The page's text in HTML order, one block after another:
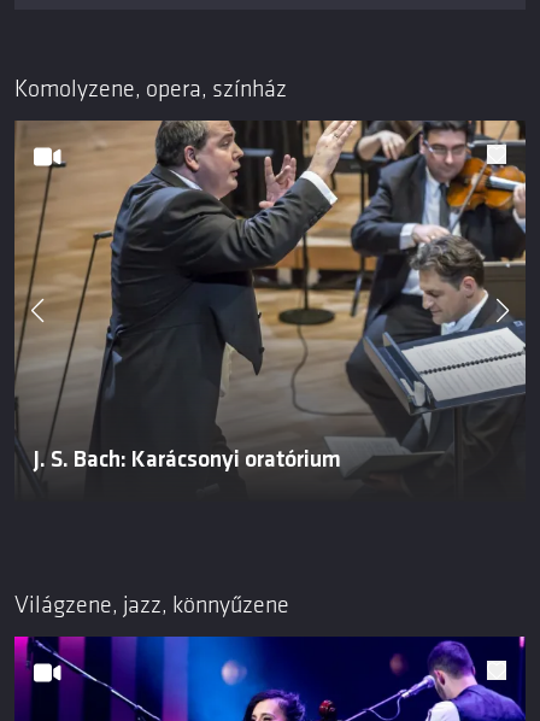
Komolyzene, opera, színház
J. S. Bach: Karácsonyi oratórium
Világzene, jazz, könnyűzene